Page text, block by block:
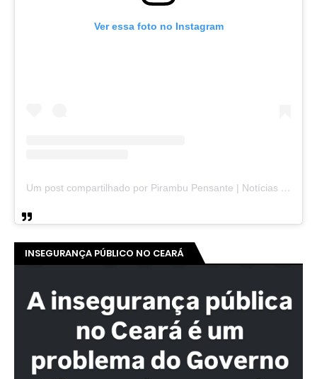
Ver essa foto no Instagram
Um post compartilhado por Pirambu Pensante | Notícias & Entretenimento (@pirambupensante)
INSEGURANÇA PÚBLICO NO CEARÁ